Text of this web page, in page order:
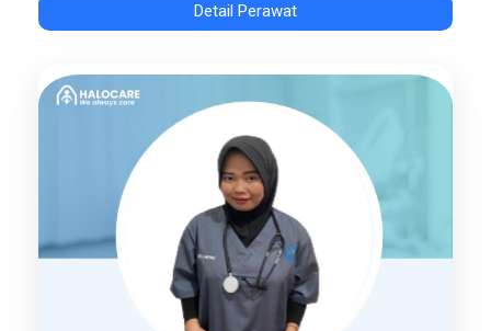
Detail Perawat